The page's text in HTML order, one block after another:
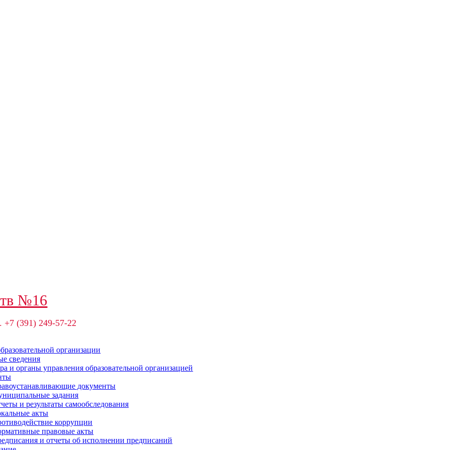
№16
+7 (391) 249-57-22
организации
сведения
и органы управления образовательной организацией
документы
задания
и результаты самообследования
акты
коррупции
правовые акты
и отчеты об исполнении предписаний